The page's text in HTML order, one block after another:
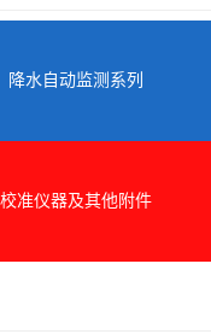
降水自动监测系列
校准仪器及其他附件